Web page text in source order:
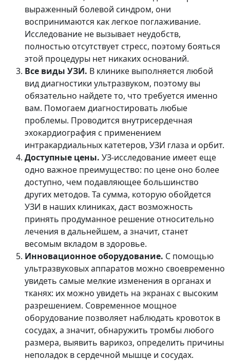
выраженный болевой синдром, они
воспринимаются как легкое поглаживание.
Исследование не вызывает неудобств,
полностью отсутствует стресс, поэтому бояться
этой процедуры нет никаких оснований.
Все виды УЗИ. В клинике выполняется любой
вид диагностики ультразвуком, поэтому вы
обязательно найдете то, что требуется именно
вам. Помогаем диагностировать любые
проблемы. Проводится внутрисердечная
эхокардиография с применением
интракардиальных катетеров, УЗИ глаза и орбит.
Доступные цены. УЗ-исследование имеет еще
одно важное преимущество: по цене оно более
доступно, чем подавляющее большинство
других методов. Та сумма, которую обойдется
УЗИ в наших клиниках, даст возможность
принять продуманное решение относительно
лечения в дальнейшем, а значит, станет
весомым вкладом в здоровье.
Инновационное оборудование. С помощью
ультразвуковых аппаратов можно своевременно
увидеть самые мелкие изменения в органах и
тканях: их можно увидеть на экранах с высоким
разрешением. Современное мощное
оборудование позволяет наблюдать кровоток в
сосудах, а значит, обнаружить тромбы любого
размера, выявить варикоз, определить причины
неполадок в сердечной мышце и сосудах.